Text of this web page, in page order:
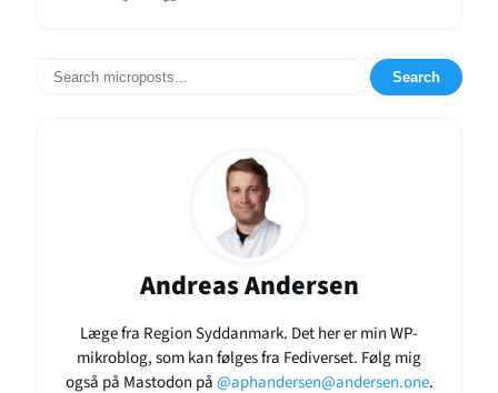
Search
Andreas Andersen
Læge fra Region Syddanmark. Det her er min WP-
mikroblog, som kan følges fra Fediverset. Følg mig
også på Mastodon på@aphandersen@andersen.one.